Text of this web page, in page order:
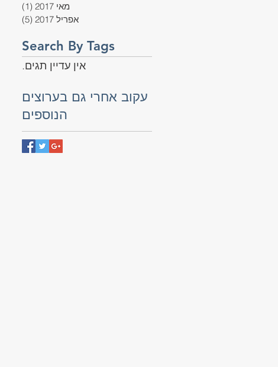
מאי 2017
(1)
אפריל 2017
(5)
Search By Tags
אין עדיין תגים.
עקוב אחרי גם בערוצים
הנוספים